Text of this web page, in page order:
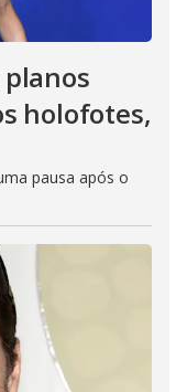
holofotes,
pausa após o